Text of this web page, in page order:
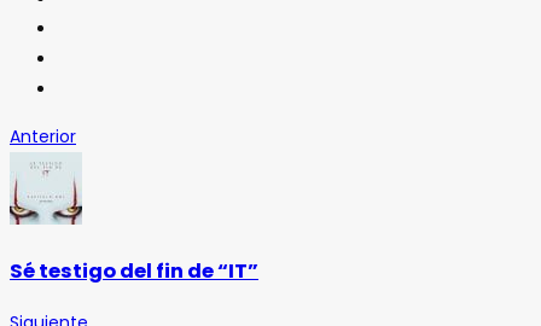
Anterior
Sé testigo del fin de “IT”